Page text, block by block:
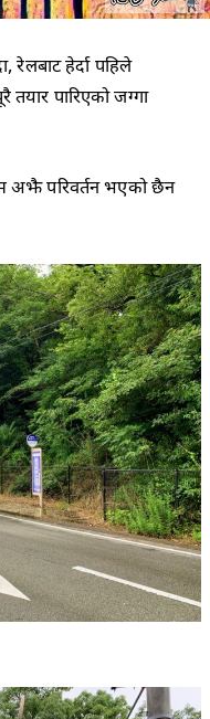
रेलबाट हेर्दा पहिले
पारिएको जग्गा
अझै परिवर्तन भएको छैन